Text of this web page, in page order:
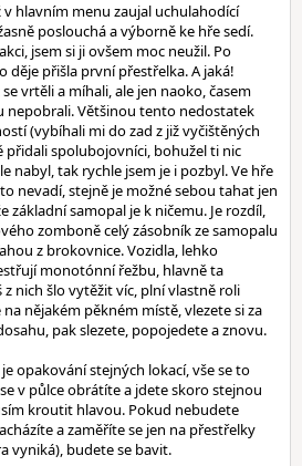
hlavním menu zaujal uchulahodící
poslouchá a výborně ke hře sedí.
jsem si ji ovšem moc neužil. Po
děje přišla první přestřelka. A jaká!
vrtěli a míhali, ale jen naoko, časem
nepobrali. Většinou tento nedostatek
(vybíhali mi do zad z již vyčištěných
přidali spolubojovníci, bohužel ti nic
nabyl, tak rychle jsem je i pozbyl. Ve hře
nevadí, stejně je možné sebou tahat jen
základní samopal je k ničemu. Je rozdíl,
zomboně celý zásobník ze samopalu
z brokovnice. Vozidla, lehko
monotónní řežbu, hlavně ta
nich šlo vytěžit víc, plní vlastně roli
nějakém pěkném místě, vlezete si za
pak slezete, popojedete a znovu.
opakování stejných lokací, vše se to
v půlce obrátíte a jdete skoro stejnou
kroutit hlavou. Pokud nebudete
a zaměříte se jen na přestřelky
vyniká), budete se bavit.